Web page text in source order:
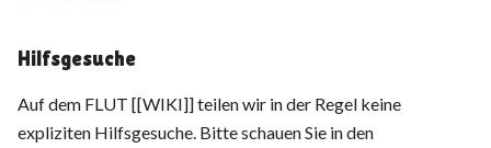
Hilfsgesuche
Auf dem FLUT [[WIKI]] teilen wir in der Regel keine
expliziten Hilfsgesuche. Bitte schauen Sie in den